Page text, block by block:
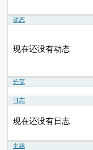
动态
现在还没有动态
分享
日志
现在还没有日志
主题